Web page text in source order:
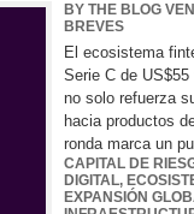
BY THE BLOG
BREVES
El ecosistema
Serie C de
no solo refuerza
hacia productos
ronda marca un
CAPITAL DE
DIGITAL,
EXPANSIÓN